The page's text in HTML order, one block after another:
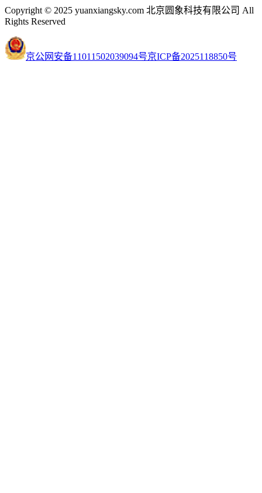
Copyright © 2025 yuanxiangsky.com 北京圆象科技有限公司 All
Rights Reserved
京公网安备11011502039094号京ICP备2025118850号